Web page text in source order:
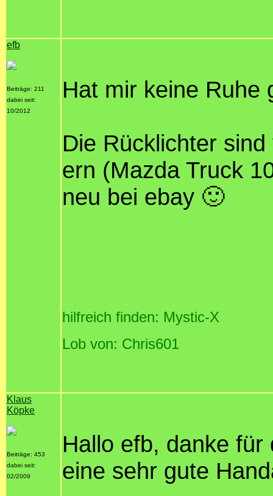
efb
Beiträge: 211
dabei seit:
10/2012
Hat mir keine Ruhe
Die Rücklichter
ern (Mazda Truck
neu bei ebay 🙂
hilfreich finden: Mystic-X
Lob von: Chris601
Klaus
Köpke
Beiträge: 453
dabei seit:
02/2009
Hallo efb, danke
eine sehr gute